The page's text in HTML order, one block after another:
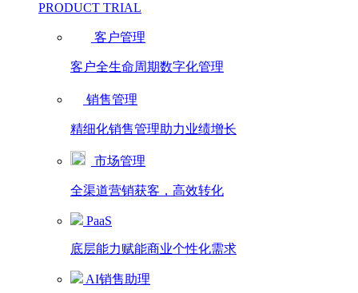
PRODUCT TRIAL
客户管理
客户全生命周期数字化管理
销售管理
精细化销售管理助力业绩增长
市场管理
全渠道营销获客，高效转化
PaaS
底层能力赋能商业个性化需求
AI销售助理